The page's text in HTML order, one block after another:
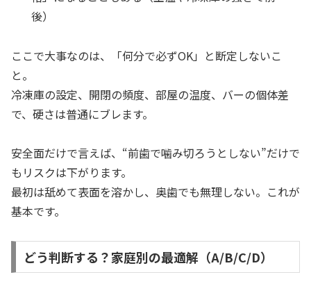
後）
ここで大事なのは、「何分で必ずOK」と断定しないこ
と。
冷凍庫の設定、開閉の頻度、部屋の温度、バーの個体差
で、硬さは普通にブレます。
安全面だけで言えば、“前歯で噛み切ろうとしない”だけで
もリスクは下がります。
最初は舐めて表面を溶かし、奥歯でも無理しない。これが
基本です。
どう判断する？家庭別の最適解（A/B/C/D）